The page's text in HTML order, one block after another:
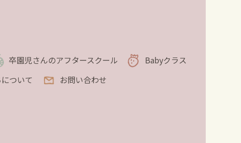
卒園児さんのアフタースクール
Babyクラス
ついて お問い合わせ